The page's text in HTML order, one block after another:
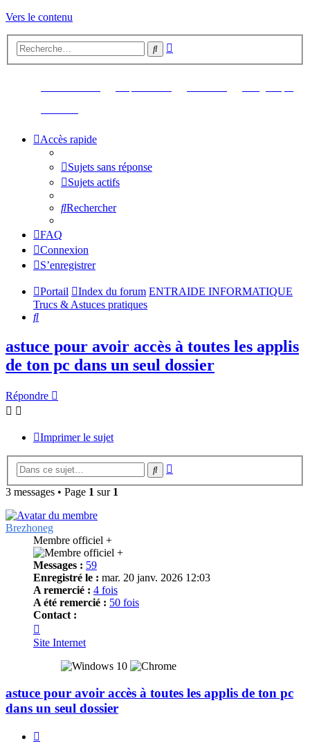
Vers le contenu
Rechercher
Accès rapide
Sujets sans réponse
Sujets actifs
Rechercher
FAQ
Connexion
S’enregistrer
Portail Index du forum ENTRAIDE INFORMATIQUE
Trucs & Astuces pratiques
Rechercher
astuce pour avoir accès à toutes les applis
de ton pc dans un seul dossier
Répondre
Imprimer le sujet
Rechercher
3 messages • Page 1 sur 1
Brezhoneg
Membre officiel +
Messages : 59
Enregistré le : mar. 20 janv. 2026 12:03
A remercié : 4 fois
A été remercié : 50 fois
Contact :
Brezhoneg
Site Internet
astuce pour avoir accès à toutes les applis de ton pc
dans un seul dossier